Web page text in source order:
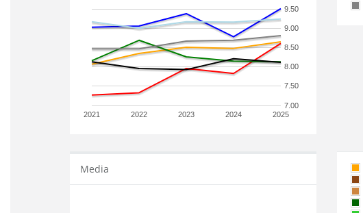
2021 2022 2023 2024 2025
7.00
7.50
8.00
8.50
9.00
9.50
Media